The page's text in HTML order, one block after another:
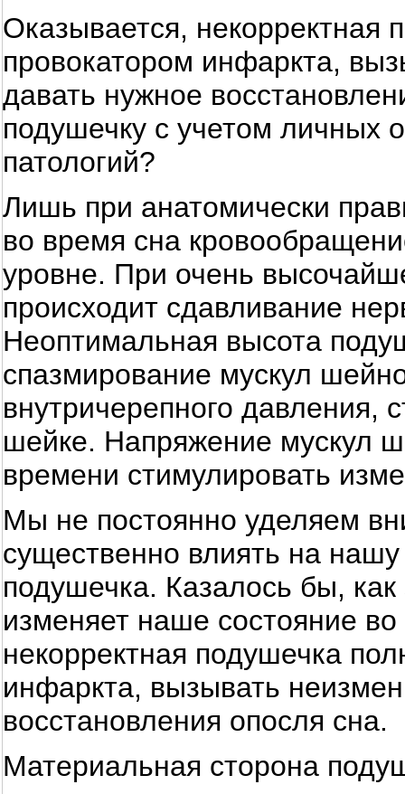
Оказывается, некорректная
провокатором инфаркта,
давать нужное
подушечку с учетом личных
патологий?
Лишь при анатомически
во время сна
уровне. При очень
происходит сдавливание
Неоптимальная высота
спазмирование мускул
внутричерепного давления,
шейке. Напряжение мускул
времени стимулировать
Мы не постоянно уделяем
существенно влиять на
подушечка. Казалось бы,
изменяет наше состояние
некорректная подушечка
инфаркта, вызывать
восстановления опосля сна.
Материальная сторона